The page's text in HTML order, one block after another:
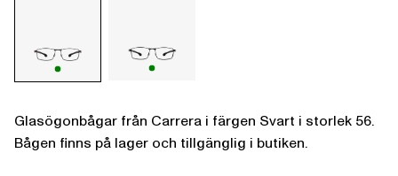
Glasögonbågar från Carrera i färgen Svart i storlek 56.
Bågen finns på lager och tillgänglig i butiken.